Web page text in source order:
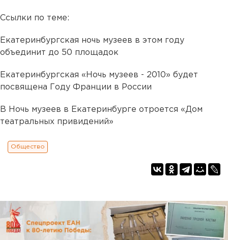
Ссылки по теме:
Екатеринбургская ночь музеев в этом году
объединит до 50 площадок
Екатеринбургская «Ночь музеев - 2010» будет
посвящена Году Франции в России
В Ночь музеев в Екатеринбурге отроется «Дом
театральных привидений»
Общество